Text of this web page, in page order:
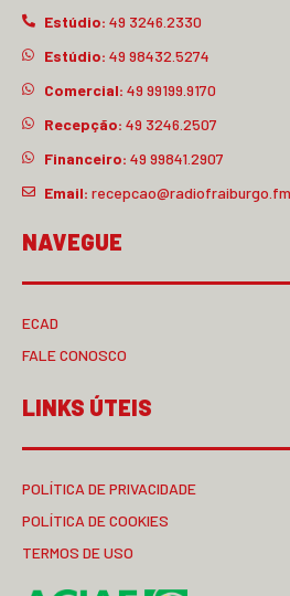
Estúdio: 49 3246.2330
Estúdio: 49 98432.5274
Comercial: 49 99199.9170
Recepção: 49 3246.2507
Financeiro: 49 99841.2907
Email:
NAVEGUE
ECAD
FALE CONOSCO
LINKS ÚTEIS
POLÍTICA DE PRIVACIDADE
POLÍTICA DE COOKIES
TERMOS DE USO